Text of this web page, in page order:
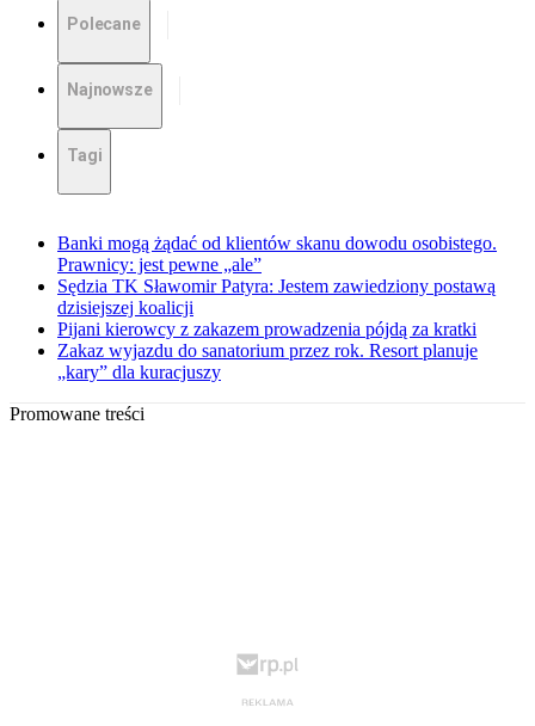
Polecane
Najnowsze
Tagi
Banki mogą żądać od klientów skanu dowodu osobistego.
Prawnicy: jest pewne „ale”
Sędzia TK Sławomir Patyra: Jestem zawiedziony postawą
dzisiejszej koalicji
Pijani kierowcy z zakazem prowadzenia pójdą za kratki
Zakaz wyjazdu do sanatorium przez rok. Resort planuje
„kary” dla kuracjuszy
Promowane treści